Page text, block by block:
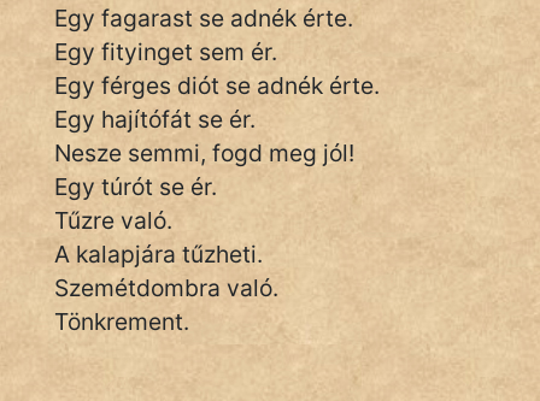
IRODALOM
SZÓLÁS
És
KÖZMONDÁS
PSZICHO
FILM
Egy fagarast se adnék érte.
Egy fityinget sem ér.
Egy férges diót se adnék érte.
Egy hajítófát se ér.
Nesze semmi, fogd meg jól!
Egy túrót se ér.
Tűzre való.
A kalapjára tűzheti.
Szemétdombra való.
Tönkrement.